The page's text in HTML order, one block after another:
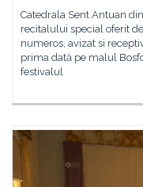
Catedrala Sent Antuan
recitalului special oferit
numeros, avizat si
prima dată pe malul
festivalul